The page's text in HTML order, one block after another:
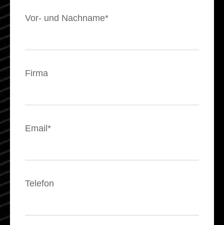
Vor- und Nachname*
Firma
Email*
Telefon